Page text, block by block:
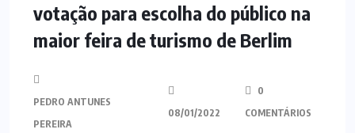
votação para escolha do público na
maior feira de turismo de Berlim
PEDRO ANTUNES
PEREIRA
08/01/2022
0
COMENTÁRIOS